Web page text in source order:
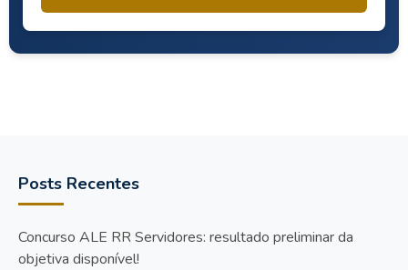
Posts Recentes
Concurso ALE RR Servidores: resultado preliminar da
objetiva disponível!